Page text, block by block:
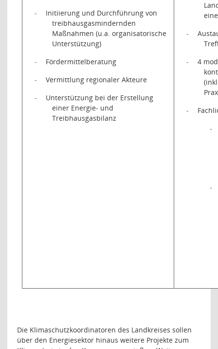
-
Initiierung und Durchführung von
treibhausgasmindernden
Maßnahmen (u.a. organisatorische
Unterstützung)
-
Fördermittelberatung
-
Vermittlung regionaler Akteure
-
Unterstützung bei der Erstellung
einer Energie- und
Treibhausgasbilanz
-
-
4
-
-
-
Die Klimaschutzkoordinatoren des Landkreises sollen
über den Energiesektor hinaus weitere Projekte zum